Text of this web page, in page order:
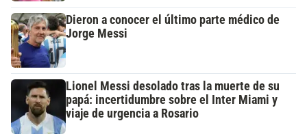
Dieron a conocer el último parte médico de
Jorge Messi
Lionel Messi desolado tras la muerte de su
papá: incertidumbre sobre el Inter Miami y
viaje de urgencia a Rosario